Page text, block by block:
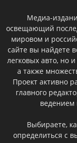
Медиа-
освещающий
мировом и
сайте вы найдете
легковых авто, но
а также
Проект активно
главного
ведением
Выбираете,
определиться с